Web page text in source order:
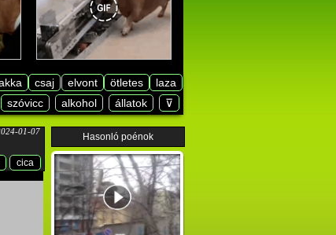
csaj elvont ötletes
laza
szóvicc alkohol állatok ⊽
01-07
cica
Hasonló poénok